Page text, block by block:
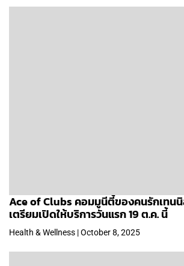
Ace of Clubs คอมมูนีตี้ของคนรักเทนนิ
เตรียมเปิดให้บริการวันแรก 19 ต.ค. นี้
Health & Wellness | October 8, 2025